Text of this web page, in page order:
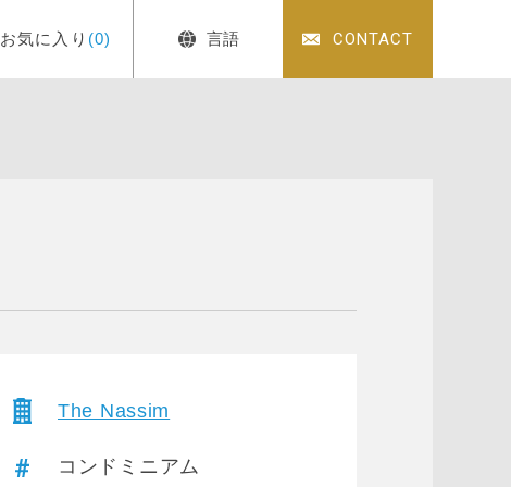
お気に入り (0) 言語 CONTACT
The Nassim
コンドミニアム